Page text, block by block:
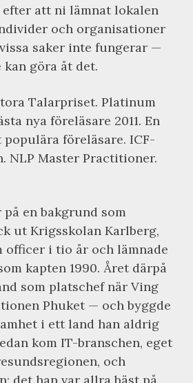
att ni lämnat lokalen
och organisationer
saker inte fungerar —
kan göra åt det.
Talarpriset. Platinum
nya föreläsare 2011. En
populära föreläsare. ICF-
NLP Master Practitioner.
på en bakgrund som
ut Krigsskolan Karlberg,
officer i tio år och lämnade
kapten 1990. Året därpå
som platschef när Ving
Phuket — och byggde
i ett land han aldrig
kom IT-branschen, eget
och